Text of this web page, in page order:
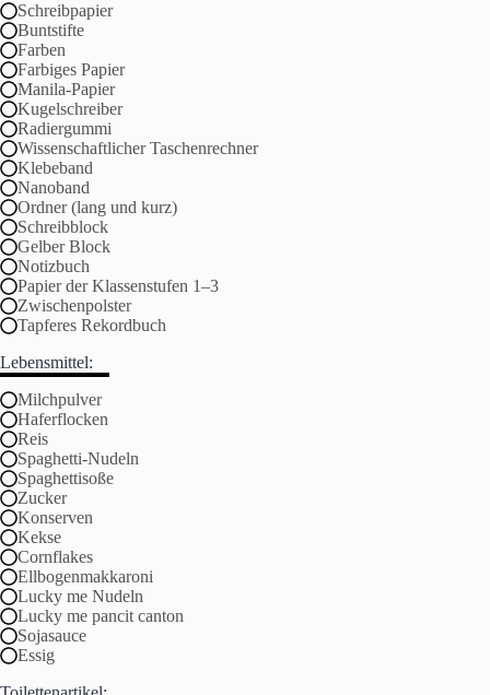
Schreibpapier
Buntstifte
Farben
Farbiges Papier
Manila-Papier
Kugelschreiber
Radiergummi
Wissenschaftlicher Taschenrechner
Klebeband
Nanoband
Ordner (lang und kurz)
Schreibblock
Gelber Block
Notizbuch
Papier der Klassenstufen 1–3
Zwischenpolster
Tapferes Rekordbuch
Lebensmittel:
Milchpulver
Haferflocken
Reis
Spaghetti-Nudeln
Spaghettisoße
Zucker
Konserven
Kekse
Cornflakes
Ellbogenmakkaroni
Lucky me Nudeln
Lucky me pancit canton
Sojasauce
Essig